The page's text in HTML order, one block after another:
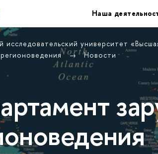
Наша
исследовательский университет
Новости